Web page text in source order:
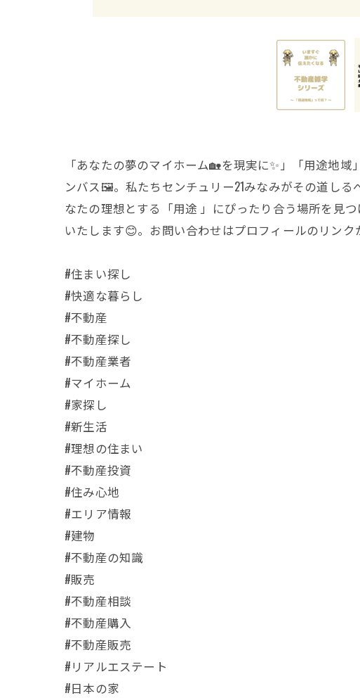
「あなたの夢のマイホーム🏡を現実に✨」「用途地
ンバス🖼️。私たちセンチュリー21みなみがその道し
なたの理想とする「用途 」にぴったり合う場所を見
いたします😊。お問い合わせはプロフィールのリン
#住まい探し
#快適な暮らし
#不動産
#不動産探し
#不動産業者
#マイホーム
#家探し
#新生活
#理想の住まい
#不動産投資
#住み心地
#エリア情報
#建物
#不動産の知識
#販売
#不動産相談
#不動産購入
#不動産販売
#リアルエステート
#日本の家